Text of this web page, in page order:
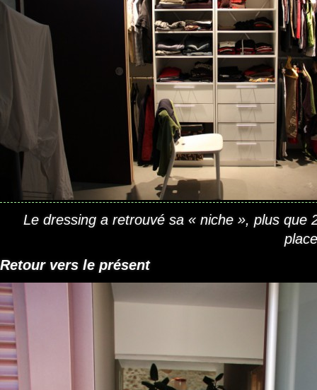
Le dressing a retrouvé sa « niche », plus que
Retour vers le présent